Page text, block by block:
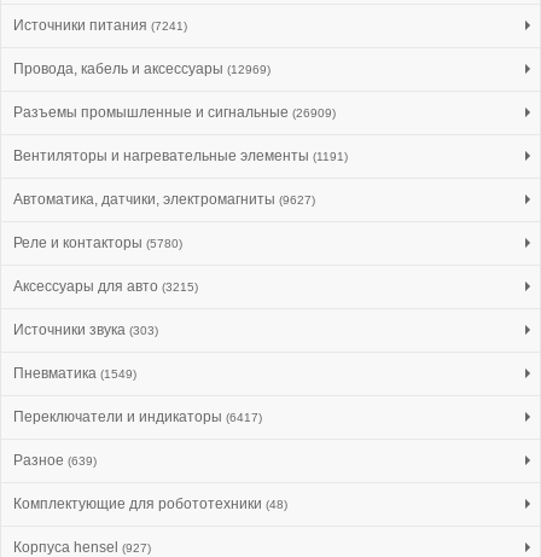
Источники питания (7241)
Провода, кабель и аксессуары (12969)
Разъемы промышленные и сигнальные (26909)
Вентиляторы и нагревательные элементы (1191)
Автоматика, датчики, электромагниты (9627)
Реле и контакторы (5780)
Аксессуары для авто (3215)
Источники звука (303)
Пневматика (1549)
Переключатели и индикаторы (6417)
Разное (639)
Комплектующие для робототехники (48)
Корпуса hensel (927)